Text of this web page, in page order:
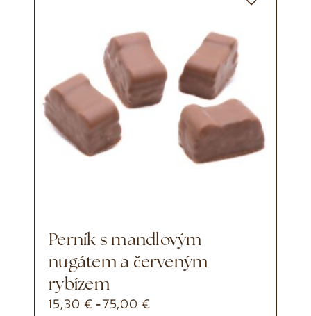
Perník s mandlovým
nugátem a červeným
rybízem
15,30 € -75,00€